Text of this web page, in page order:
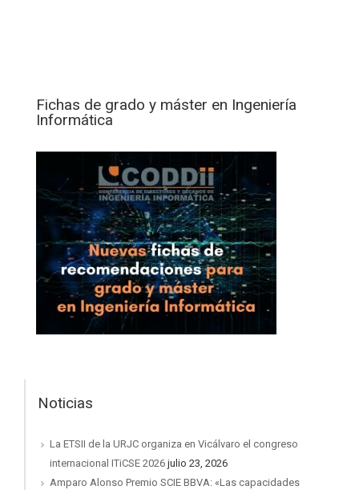
Fichas de grado y máster en Ingeniería
Informática
Noticias
La ETSII de la URJC organiza en Vicálvaro el congreso
internacional ITiCSE 2026 julio 23, 2026
Amparo Alonso Premio SCIE BBVA: «Las capacidades